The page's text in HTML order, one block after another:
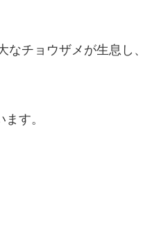
チョウザメが生息し、
す。